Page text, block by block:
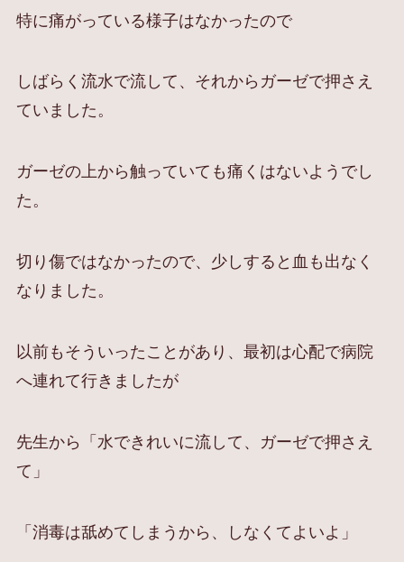
特に痛がっている様子はなかったので
しばらく流水で流して、それからガーゼで押さえ
ていました。
ガーゼの上から触っていても痛くはないようでし
た。
切り傷ではなかったので、少しすると血も出なく
なりました。
以前もそういったことがあり、最初は心配で病院
へ連れて行きましたが
先生から「水できれいに流して、ガーゼで押さえ
て」
「消毒は舐めてしまうから、しなくてよいよ」